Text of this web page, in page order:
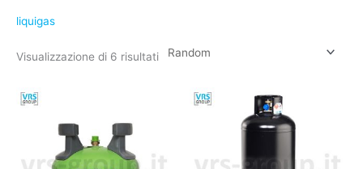
liquigas
Visualizzazione di 6 risultati